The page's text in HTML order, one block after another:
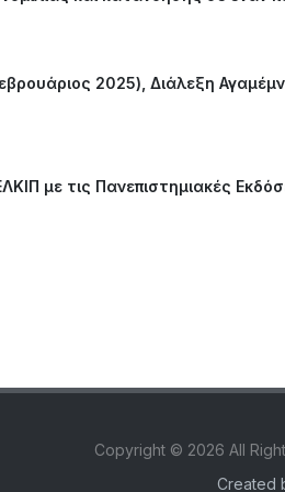
2025), Διάλεξη
με τις Πανεπιστημιακές
Copyright © 2026 All
Created